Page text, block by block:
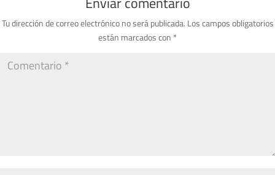
Tu dirección de correo electrónico no será publicada. Los campos obligatorios
están marcados con *